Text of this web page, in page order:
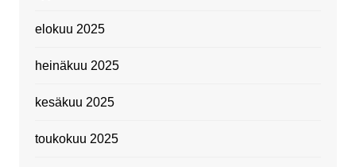
elokuu 2025
heinäkuu 2025
kesäkuu 2025
toukokuu 2025